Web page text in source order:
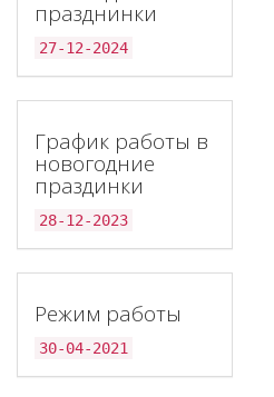
празднинки
27-12-2024
График работы в
новогодние
праздинки
28-12-2023
Режим работы
30-04-2021